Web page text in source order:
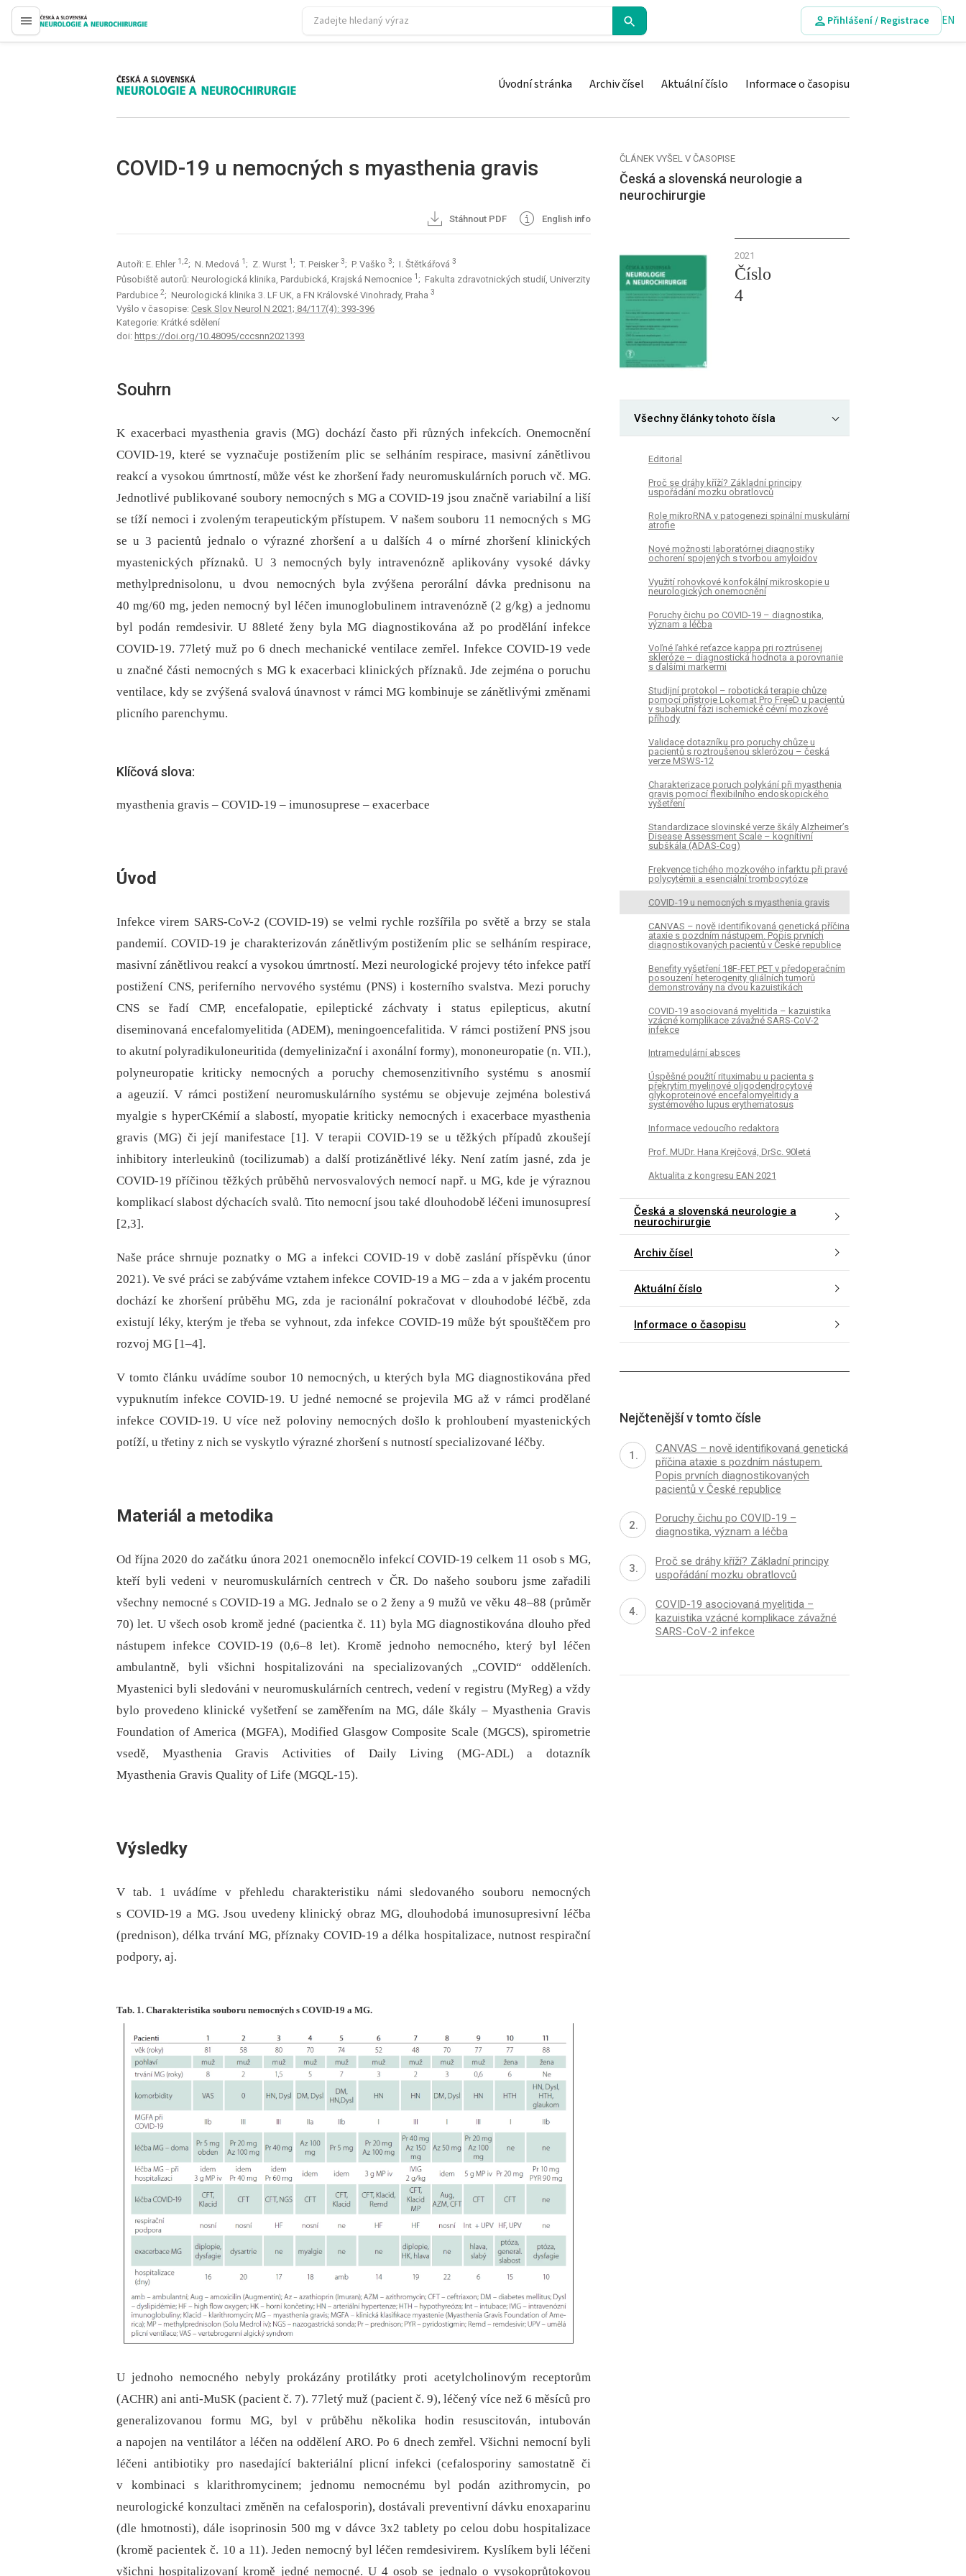
proLékaře.cz
Přihlášení / Registrace EN
proLékaře.cz Úvodní stránka Archiv čísel Aktuální číslo Informace o časopisu
COVID-19 u nemocných s myasthenia gravis
Stáhnout PDF English info
Autoři: E. Ehler 1,2; N. Medová 1 ; Z. Wurst 1 ; T. Peisker 3; P. Vaško 3; I. Štětkářová 3
Působiště autorů: Neurologická klinika, Pardubická, Krajská Nemocnice 1 ; Fakulta zdravotnických studií, Univerzity
Pardubice 2; Neurologická klinika 3. LF UK, a FN Královské Vinohrady, Praha 3
Vyšlo v časopise: Cesk Slov Neurol N 2021; 84/117(4): 393-396
Kategorie: Krátké sdělení
doi: https://doi.org/10.48095/cccsnn2021393
Souhrn
K exacerbaci myasthenia gravis (MG) dochází často při různých infekcích. Onemocnění
COVID-19, které se vyznačuje postižením plic se selháním respirace, masivní zánětlivou
reakcí a vysokou úmrtností, může vést ke zhoršení řady neuromuskulárních poruch vč. MG.
Jednotlivé publikované soubory nemocných s MG a COVID-19 jsou značně variabilní a liší
se tíží nemoci i zvoleným terapeutickým přístupem. V našem souboru 11 nemocných s MG
se u 3 pacientů jednalo o výrazné zhoršení a u dalších 4 o mírné zhoršení klinických
myastenických příznaků. U 3 nemocných byly intravenózně aplikovány vysoké dávky
methylprednisolonu, u dvou nemocných byla zvýšena perorální dávka prednisonu na
40 mg/60 mg, jeden nemocný byl léčen imunoglobulinem intravenózně (2 g/kg) a jednomu
byl podán remdesivir. U 88leté ženy byla MG dia­gnostikována až po prodělání infekce
COVID-19. 77letý muž po 6 dnech mechanické ventilace zemřel. Infekce COVID-19 vede
u značné části nemocných s MG k exacerbaci klinických příznaků. Jde zejména o poruchu
ventilace, kdy se zvýšená svalová únavnost v rámci MG kombinuje se zánětlivými změnami
plicního parenchymu.
Klíčová slova:
myasthenia gravis – COVID-19 – imunosuprese – exacerbace
Úvod
Infekce virem SARS-CoV-2 (COVID-19) se velmi rychle rozšířila po světě a brzy se stala
pandemií. COVID-19 je charakterizován zánětlivým postižením plic se selháním respirace,
masivní zánětlivou reakcí a vysokou úmrtností. Mezi neurologické projevy této infekce patří
postižení CNS, periferního nervového systému (PNS) i kosterního svalstva. Mezi poruchy
CNS se řadí CMP, encefalopatie, epileptické záchvaty i status epilepticus, akutní
diseminovaná encefalomyelitida (ADEM), meningoencefalitida. V rámci postižení PNS jsou
to akutní polyradikuloneuritida (demyelinizační i axonální formy), mononeuropatie (n. VII.),
polyneuropatie kriticky nemocných a poruchy chemosenzitivního systému s anosmií
a ageuzií. V rámci postižení neuromuskulárního systému se objevuje zejména bolestivá
myalgie s hyperCKémií a slabostí, myopatie kriticky nemocných i exacerbace myasthenia
gravis (MG) či její manifestace [1]. V terapii COVID-19 se u těžkých případů zkoušejí
inhibitory interleukinů (tocilizumab) a další protizánětlivé léky. Není zatím jasné, zda je
COVID-19 příčinou těžkých průběhů nervosvalových nemocí např. u MG, kde je výraznou
komplikací slabost dýchacích svalů. Tito nemocní jsou také dlouhodobě léčeni imunosupresí
[2,3].
Naše práce shrnuje poznatky o MG a infekci COVID-19 v době zaslání příspěvku (únor
2021). Ve své práci se zabýváme vztahem infekce COVID-19 a MG –⁠ zda a v jakém procentu
dochází ke zhoršení průběhu MG, zda je racionální pokračovat v dlouhodobé léčbě, zda
existují léky, kterým je třeba se vyhnout, zda infekce COVID-19 může být spouštěčem pro
rozvoj MG [1–4].
V tomto článku uvádíme soubor 10 nemocných, u kterých byla MG dia­gnostikována před
vypuknutím infekce COVID-19. U jedné nemocné se projevila MG až v rámci prodělané
infekce COVID-19. U více než poloviny nemocných došlo k prohloubení myastenických
potíží, u třetiny z nich se vyskytlo výrazné zhoršení s nutností specializované léčby.
Materiál a metodika
Od října 2020 do začátku února 2021 onemocnělo infekcí COVID-19 celkem 11 osob s MG,
kteří byli vedeni v neuromuskulárních centrech v ČR. Do našeho souboru jsme zařadili
všechny nemocné s COVID-19 a MG. Jednalo se o 2 ženy a 9 mužů ve věku 48–88 (průměr
70) let. U všech osob kromě jedné (pacientka č. 11) byla MG dia­gnostikována dlouho před
nástupem infekce COVID-19 (0,6–8 let). Kromě jednoho nemocného, který byl léčen
ambulantně, byli všichni hospitalizováni na specializovaných „COVID“ odděleních.
Myastenici byli sledováni v neuromuskulárních centrech, vedení v registru (MyReg) a vždy
bylo provedeno klinické vyšetření se zaměřením na MG, dále škály –⁠ Myasthenia Gravis
Foundation of America (MGFA), Modified Glasgow Composite Scale (MGCS), spirometrie
vsedě, Myasthenia Gravis Activities of Daily Living (MG-ADL) a dotazník
Myasthenia Gravis Quality of Life (MGQL-15).
Výsledky
V tab. 1 uvádíme v přehledu charakteristiku námi sledovaného souboru nemocných
s COVID-19 a MG. Jsou uvedeny klinický obraz MG, dlouhodobá imunosupresivní léčba
(prednison), délka trvání MG, příznaky COVID-19 a délka hospitalizace, nutnost respirační
podpory, aj.
Tab. 1. Charakteristika souboru nemocných s COVID-19 a MG.
U jednoho nemocného nebyly prokázány protilátky proti acetylcholinovým receptorům
(ACHR) ani anti-MuSK (pacient č. 7). 77letý muž (pacient č. 9), léčený více než 6 měsíců pro
generalizovanou formu MG, byl v průběhu několika hodin resuscitován, intubován
a napojen na ventilátor a léčen na oddělení ARO. Po 6 dnech zemřel. Všichni nemocní byli
léčeni antibio­tiky pro nasedající bakteriální plicní infekci (cefalosporiny samostatně či
v kombinaci s klarithromycinem; jednomu nemocnému byl podán azithromycin, po
neurologické konzultaci změněn na cefalosporin), dostávali preventivní dávku enoxaparinu
(dle hmotnosti), dále isoprinosin 500 mg v dávce 3x2 tablety po celou dobu hospitalizace
(kromě pacientek č. 10 a 11). Jeden nemocný byl léčen remdesivirem. Kyslíkem byli léčeni
všichni hospitalizovaní kromě jedné nemocné. U 4 osob se jednalo o vysokoprůtokovou
ČLÁNEK VYŠEL V ČASOPISE
Česká a slovenská neurologie a
neurochirurgie
2021
Číslo
4
Všechny články tohoto čísla
Editorial
Proč se dráhy kříží? Základní principy
uspořádání mozku obratlovců
Role mikroRNA v patogenezi spinální muskulární
atrofie
Nové možnosti laboratórnej diagnostiky
ochorení spojených s tvorbou amyloidov
Využití rohovkové konfokální mikroskopie u
neurologických onemocnění
Poruchy čichu po COVID-19 – diagnostika,
význam a léčba
Voľné ľahké reťazce kappa pri roztrúsenej
skleróze – diagnostická hodnota a porovnanie
s ďalšími markermi
Studijní protokol – robotická terapie chůze
pomocí přístroje Lokomat Pro FreeD u pacientů
v subakutní fázi ischemické cévní mozkové
příhody
Validace dotazníku pro poruchy chůze u
pacientů s roztroušenou sklerózou – česká
verze MSWS-12
Charakterizace poruch polykání při myasthenia
gravis pomocí flexibilního endoskopického
vyšetření
Standardizace slovinské verze škály Alzheimer’s
Disease Assessment Scale – kognitivní
subškála (ADAS-Cog)
Frekvence tichého mozkového infarktu při pravé
polycytémii a esenciální trombocytóze
COVID-19 u nemocných s myasthenia gravis
CANVAS – nově identifikovaná genetická příčina
ataxie s pozdním nástupem. Popis prvních
diagnostikovaných pacientů v České republice
Benefity vyšetření 18F-FET PET v předoperačním
posouzení heterogenity gliálních tumorů
demonstrovány na dvou kazuistikách
COVID-19 asociovaná myelitida – kazuistika
vzácné komplikace závažné SARS-CoV-2
infekce
Intramedulární absces
Úspěšné použití rituximabu u pacienta s
překrytím myelinové oligodendrocytové
glykoproteinové encefalomyelitidy a
systémového lupus erythematosus
Informace vedoucího redaktora
Prof. MUDr. Hana Krejčová, DrSc. 90letá
Aktualita z kongresu EAN 2021
Česká a slovenská neurologie a
neurochirurgie
Archiv čísel
Aktuální číslo
Informace o časopisu
Nejčtenější v tomto čísle
CANVAS – nově identifikovaná genetická
příčina ataxie s pozdním nástupem.
Popis prvních diagnostikovaných
pacientů v České republice
Poruchy čichu po COVID-19 –
diagnostika, význam a léčba
Proč se dráhy kříží? Základní principy
uspořádání mozku obratlovců
COVID-19 asociovaná myelitida –
kazuistika vzácné komplikace závažné
SARS-CoV-2 infekce